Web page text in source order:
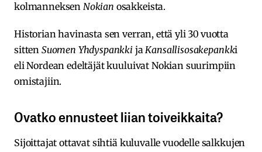
kolmanneksen Nokian osakkeista.
Historian havinasta sen verran, että yli 30 vuotta
sitten Suomen Yhdyspankki jaKansallisosakepankki
eli Nordean edeltäjät kuuluivat Nokian suurimpiin
omistajiin.
Ovatko ennusteet liian toiveikkaita?
Sijoittajat ottavat sihtiä kuluvalle vuodelle salkkujen